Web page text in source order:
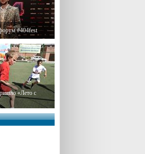
#404fest
«Лето с